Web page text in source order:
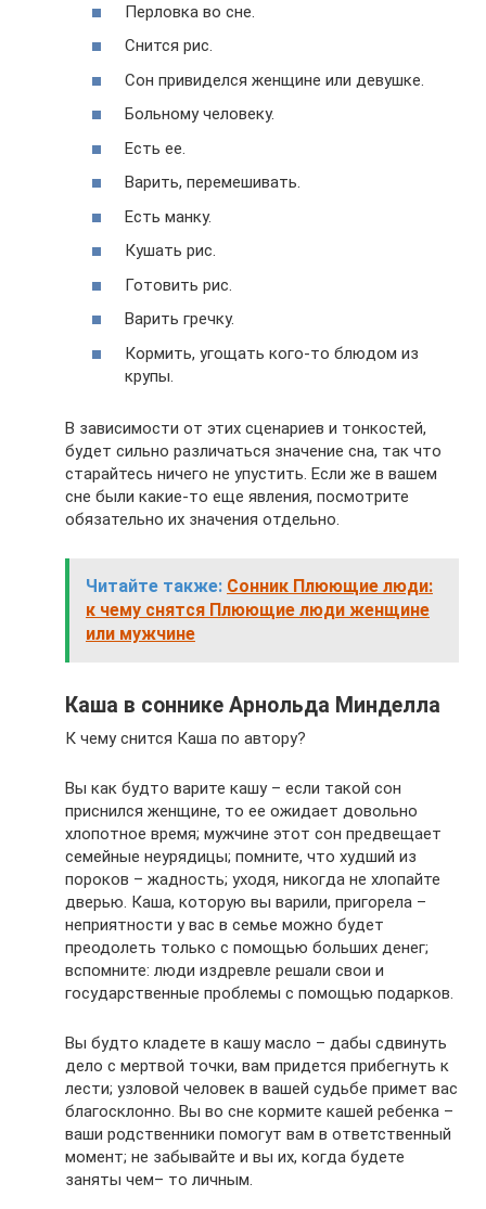
Перловка во сне.
Снится рис.
Сон привиделся женщине или девушке.
Больному человеку.
Есть ее.
Варить, перемешивать.
Есть манку.
Кушать рис.
Готовить рис.
Варить гречку.
Кормить, угощать кого-то блюдом из
крупы.
В зависимости от этих сценариев и тонкостей,
будет сильно различаться значение сна, так что
старайтесь ничего не упустить. Если же в вашем
сне были какие-то еще явления, посмотрите
обязательно их значения отдельно.
Читайте также: Сонник Плюющие люди:
к чему снятся Плюющие люди женщине
или мужчине
Каша в соннике Арнольда Минделла
К чему снится Каша по автору?
Вы как будто варите кашу – если такой сон
приснился женщине, то ее ожидает довольно
хлопотное время; мужчине этот сон предвещает
семейные неурядицы; помните, что худший из
пороков – жадность; уходя, никогда не хлопайте
дверью. Каша, которую вы варили, пригорела –
неприятности у вас в семье можно будет
преодолеть только с помощью больших денег;
вспомните: люди издревле решали свои и
государственные проблемы с помощью подарков.
Вы будто кладете в кашу масло – дабы сдвинуть
дело с мертвой точки, вам придется прибегнуть к
лести; узловой человек в вашей судьбе примет вас
благосклонно. Вы во сне кормите кашей ребенка –
ваши родственники помогут вам в ответственный
момент; не забывайте и вы их, когда будете
заняты чем– то личным.